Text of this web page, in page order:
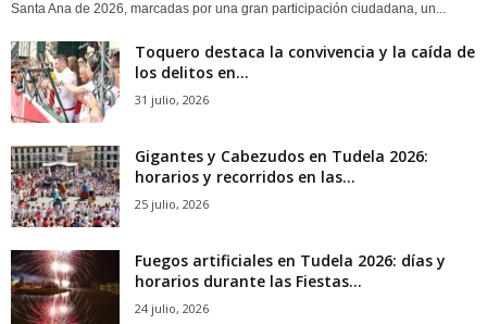
Santa Ana de 2026, marcadas por una gran participación ciudadana, un...
Toquero destaca la convivencia y la caída de
los delitos en...
31 julio, 2026
Gigantes y Cabezudos en Tudela 2026:
horarios y recorridos en las...
25 julio, 2026
Fuegos artificiales en Tudela 2026: días y
horarios durante las Fiestas...
24 julio, 2026